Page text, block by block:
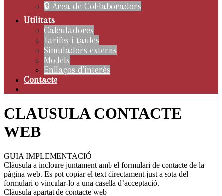
🔒 Àrea de Col·laboradors
Utilitats
Calculadores
Tarifes i taules
Simuladors externs
Models
Enllaços d'interès
Contacte
CLAUSULA CONTACTE
WEB
GUIA IMPLEMENTACIÓ
Clàusula a incloure juntament amb el formulari de contacte de la
pàgina web. Es pot copiar el text directament just a sota del
formulari o vincular-lo a una casella d’acceptació.
Clàusula apartat de contacte web